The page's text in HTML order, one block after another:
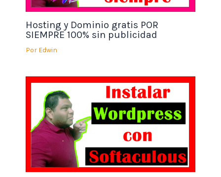
Hosting y Dominio gratis POR
SIEMPRE 100% sin publicidad
Por Edwin